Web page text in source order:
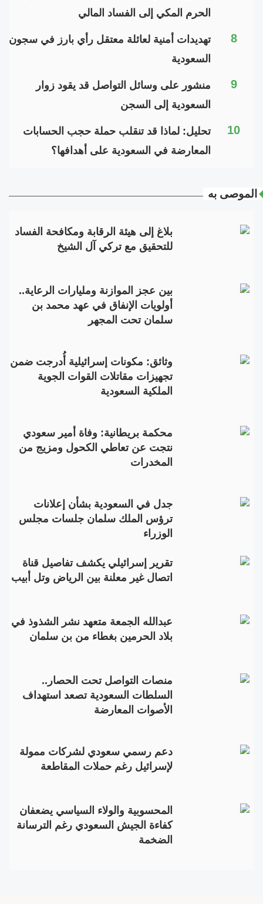
الحرم المكي إلى الفساد المالي
8
تهديدات أمنية لعائلة معتقل رأي بارز في سجون
السعودية
9
منشور على وسائل التواصل قد يقود زوار
السعودية إلى السجن
10
تحليل: لماذا قد تنقلب حملة حجب الحسابات
المعارضة في السعودية على أهدافها؟
الموصى به
بلاغ إلى هيئة الرقابة ومكافحة الفساد
للتحقيق مع تركي آل الشيخ
بين عجز الموازنة ومليارات الرعاية..
أولويات الإنفاق في عهد محمد بن
سلمان تحت المجهر
وثائق: مكونات إسرائيلية أُدرجت ضمن
تجهيزات مقاتلات القوات الجوية
الملكية السعودية
محكمة بريطانية: وفاة أمير سعودي
نتجت عن تعاطي الكحول ومزيج من
المخدرات
جدل في السعودية بشأن إعلانات
ترؤس الملك سلمان جلسات مجلس
الوزراء
تقرير إسرائيلي يكشف تفاصيل قناة
اتصال غير معلنة بين الرياض وتل أبيب
عبدالله الجمعة متعهد نشر الشذوذ في
بلاد الحرمين بغطاء من بن سلمان
منصات التواصل تحت الحصار..
السلطات السعودية تصعد استهداف
الأصوات المعارضة
دعم رسمي سعودي لشركات ممولة
لإسرائيل رغم حملات المقاطعة
المحسوبية والولاء السياسي يضعفان
كفاءة الجيش السعودي رغم الترسانة
الضخمة